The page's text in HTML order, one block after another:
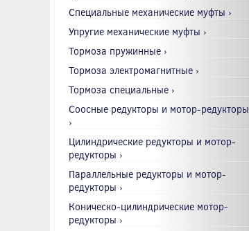
Специальные механические муфты ›
Упругие механические муфты ›
Тормоза пружинные ›
Тормоза электромагнитные ›
Тормоза специальные ›
Соосные редукторы и мотор-редукторы
›
Цилиндрические редукторы и мотор-
редукторы ›
Параллельные редукторы и мотор-
редукторы ›
Коническо-цилиндрические мотор-
редукторы ›